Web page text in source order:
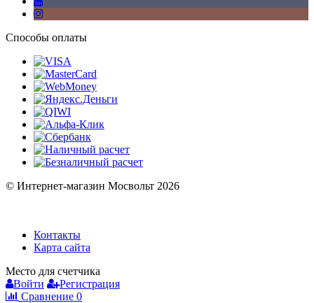
Способы оплаты
© Интернет-магазин Мосвольт 2026
Контакты
Карта сайта
Место для счетчика
Войти
Регистрация
Сравнение 0